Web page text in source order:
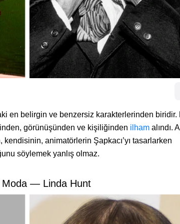
en belirgin ve benzersiz karakterlerinden biridir.
görünüşünden ve kişiliğinden ilham alındı.
animatörlerin Şapkacı’yı tasarlarken
söylemek yanlış olmaz.
Moda — Linda Hunt